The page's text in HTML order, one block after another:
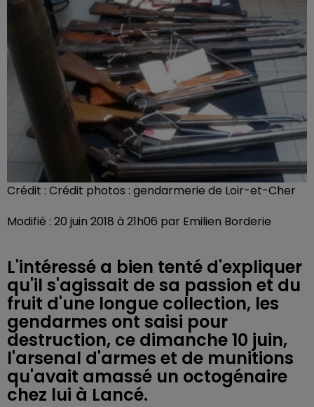
Crédit : Crédit photos : gendarmerie de Loir-et-Cher
Modifié : 20 juin 2018 à 21h06 par Emilien Borderie
L'intéressé a bien tenté d'expliquer
qu'il s'agissait de sa passion et du
fruit d'une longue collection, les
gendarmes ont saisi pour
destruction, ce dimanche 10 juin,
l'arsenal d'armes et de munitions
qu'avait amassé un octogénaire
chez lui à Lancé.